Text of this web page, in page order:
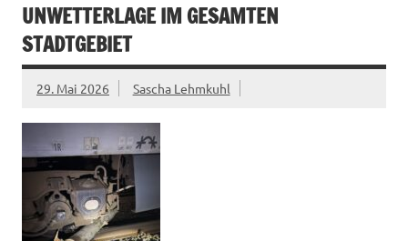
UNWETTERLAGE IM GESAMTEN
STADTGEBIET
29. Mai 2026 Sascha Lehmkuhl